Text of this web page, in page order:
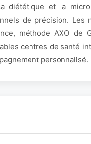
diététique et la
de précision. Les
méthode AXO de
centres de santé
personnalisé.